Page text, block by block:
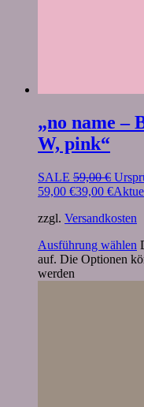
„no name –
W, pink“
SALE 59,00€
59,00 €39,00 €
zzgl. Versandkosten
Ausführung wählen
auf. Die Optionen
werden